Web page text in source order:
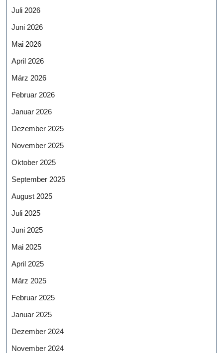
Juli 2026
Juni 2026
Mai 2026
April 2026
März 2026
Februar 2026
Januar 2026
Dezember 2025
November 2025
Oktober 2025
September 2025
August 2025
Juli 2025
Juni 2025
Mai 2025
April 2025
März 2025
Februar 2025
Januar 2025
Dezember 2024
November 2024